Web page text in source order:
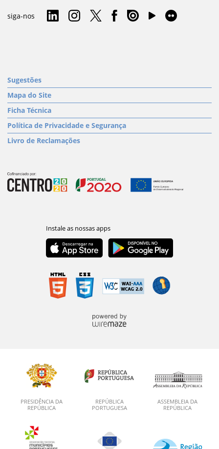
siga-nos
Sugestões
Mapa do Site
Ficha Técnica
Política de Privacidade e Segurança
Livro de Reclamações
PRESIDÊNCIA DA
REPÚBLICA
REPÚBLICA
PORTUGUESA
ASSEMBLEIA DA
REPÚBLICA